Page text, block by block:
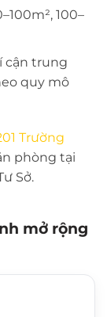
100–
cận trung
quy mô
Trường
phòng tại
Sở.
mở rộng